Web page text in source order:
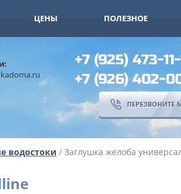
ЦЕНЫ ПОЛЕЗНОЕ
+7 (925) 473-
+7 (926) 402-
ПЕРЕЗВОНИТЕ
водостоки / Заглушка желоба